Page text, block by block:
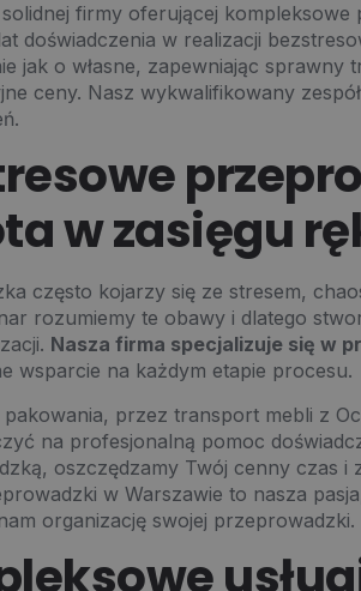
firmy oferującej
doświadczenia w realizacji
jak o własne, zapewniając
ceny. Nasz wykwalifikowany
w zasięgu
często kojarzy się ze stresem,
rozumiemy te obawy i dlatego
Nasza firma specjalizuje się w
wsparcie na każdym etapie procesu.
pakowania, przez transport mebli z
na profesjonalną pomoc
oszczędzamy Twój cenny czas i
w Warszawie to nasza
organizację swojej przeprowadzki.